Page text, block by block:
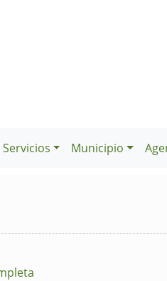
Servicios Municipio